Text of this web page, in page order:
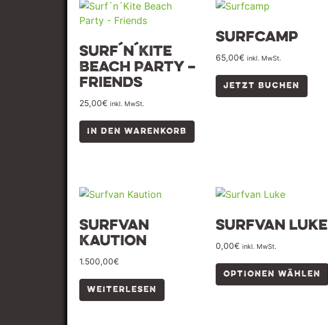
Surf´n´Kite
Beach Party –
Friends
25,00€ inkl. MwSt.
IN DEN WARENKORB
Surfcamp
65,00€ inkl. MwSt.
JETZT BUCHEN
Surfvan
Kaution
1.500,00€
WEITERLESEN
Surfvan Luke
0,00€ inkl. MwSt.
OPTIONEN WÄHLEN